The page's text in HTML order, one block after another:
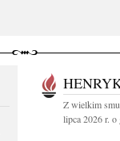
Z wielkim
lipca 2026 r. o